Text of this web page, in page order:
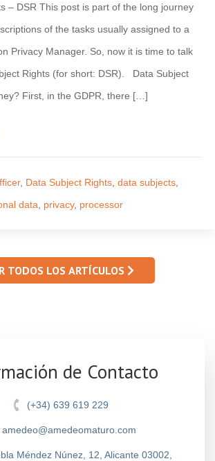
– DSR This post is part of the long journey
of the tasks usually assigned to a
Privacy Manager. So, now it is time to talk
Rights (for short: DSR). Data Subject
First, in the GDPR, there […]
, Data Subject Rights data subjects
data privacy, processor
TODOS LOS ARTÍCULOS
de Contacto
(+34) 639 619 229
amedeo@amedeomaturo.com
Méndez Núnez, 12, Alicante 03002,